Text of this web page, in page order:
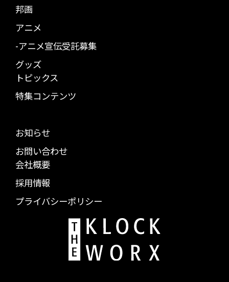
邦画
アニメ
-アニメ宣伝受託募集
グッズ
トピックス
特集コンテンツ
お知らせ
お問い合わせ
会社概要
採用情報
プライバシーポリシー